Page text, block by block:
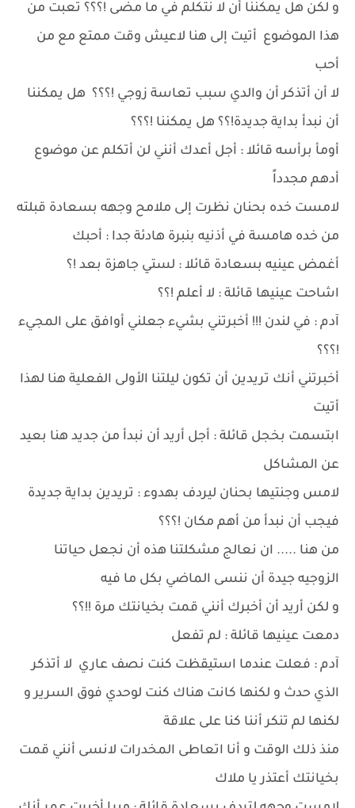
و لكن هل يمكننا أن لا نتكلم في ما مضى !؟؟؟ تعبت من
هذا الموضوع أتيت إلى هنا لاعيش وقت ممتع مع من
أحب
لا أن أتذكر أن والدي سبب تعاسة زوجي !؟؟؟ هل يمكننا
أن نبدأ بداية جديدة!؟؟ هل يمكننا !؟؟؟
أومأ برأسه قائلا : أجل أعدك أنني لن أتكلم عن موضوع
أدهم مجدداً
لامست خده بحنان نظرت إلى ملامح وجهه بسعادة قبلته
من خده هامسة في أذنيه بنبرة هادئة جدا : أحبك
أغمض عينيه بسعادة قائلا : لستي جاهزة بعد !؟
اشاحت عينيها قائلة : لا أعلم !؟؟
آدم : في لندن !!! أخبرتني بشيء جعلني أوافق على المجيء
!؟؟؟
أخبرتني أنك تريدين أن تكون ليلتنا الأولى الفعلية هنا لهذا
أتيت
ابتسمت بخجل قائلة : أجل أريد أن نبدأ من جديد هنا بعيد
عن المشاكل
لامس وجنتيها بحنان ليردف بهدوء : تريدين بداية جديدة
فيجب أن نبدأ من أهم مكان !؟؟؟
من هنا ..... ان نعالج مشكلتنا هذه أن نجعل حياتنا
الزوجيه جيدة أن ننسى الماضي بكل ما فيه
و لكن أريد أن أخبرك أنني قمت بخيانتك مرة !!؟؟
دمعت عينيها قائلة : لم تفعل
آدم : فعلت عندما استيقظت كنت نصف عاري لا أتذكر
الذي حدث و لكنها كانت هناك كنت لوحدي فوق السرير و
لكنها لم تنكر أننا كنا على علاقة
منذ ذلك الوقت و أنا اتعاطى المخدرات لانسى أنني قمت
بخيانتك أعتذر يا ملاك